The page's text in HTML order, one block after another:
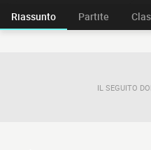
Riassunto Partite
IL SEGUITO